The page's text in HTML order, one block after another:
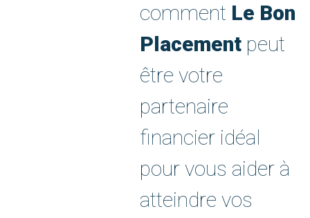
comment Le Bon
Placementpeut
être votre
partenaire
financier idéal
pour vous aider à
atteindre vos